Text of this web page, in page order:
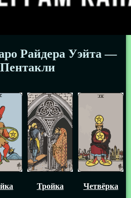
Райдера Уэйта —
Пентакли
Тройка
Четвёрка